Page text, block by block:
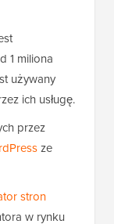
1 miliona
używany
ich usługę.
przez
ze
stron
w rynku